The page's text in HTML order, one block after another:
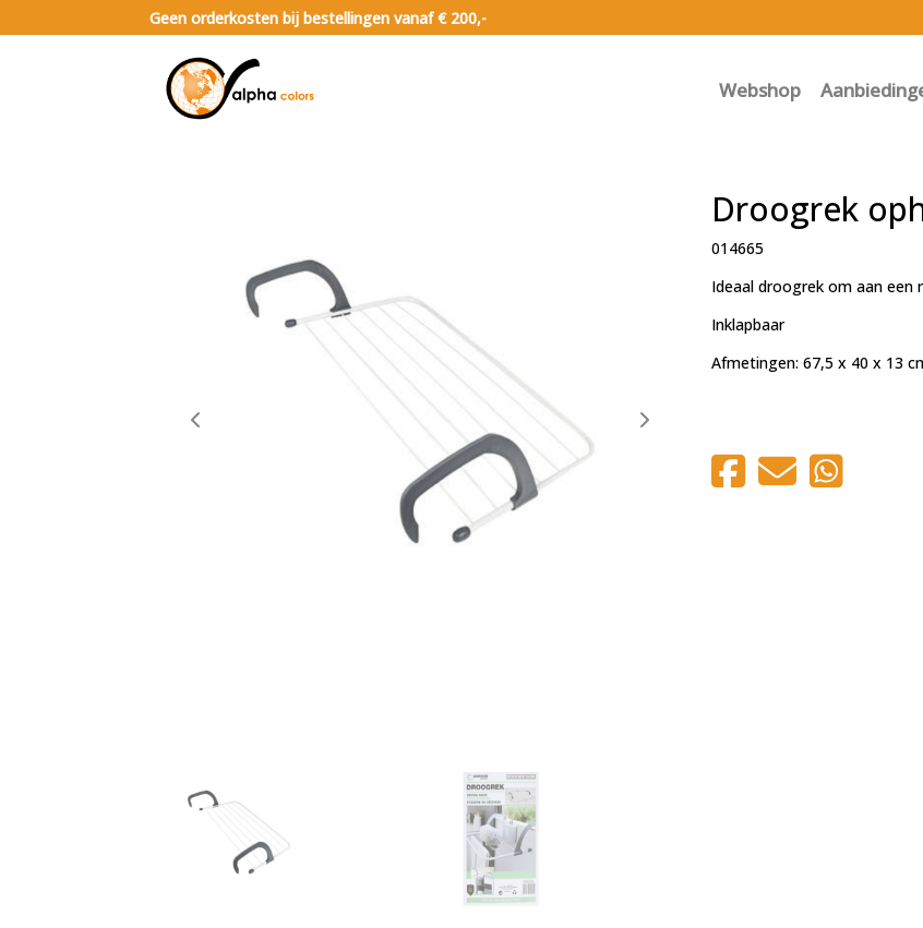
Geen orderkosten bij bestellingen vanaf € 200,-
Webshop
Droogrek
014665
Ideaal droogrek om aan een
Inklapbaar
Afmetingen: 67,5 x 40 x 13